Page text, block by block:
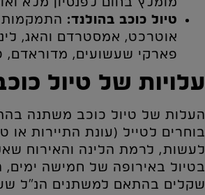
מומלץ בחום לפנסיון מלא
טיול כוכב בהולנד: התמקמות
אוטרכט, אמסטרדם והאג,
פארקי שעשועים, מדוראדם,
עלויות של טיול
העלות של טיול כוכב משתנה
בוחרים לטייל (עונת התיירות או
לעשות, לרמת הלינה והאירוח
שקלים בהתאם למשתנים הנ״ל